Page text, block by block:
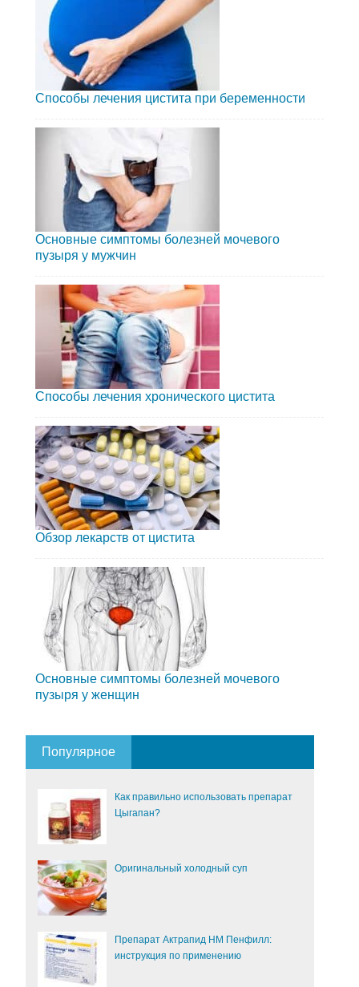
Способы лечения цистита при беременности
Основные симптомы болезней мочевого
пузыря у мужчин
Способы лечения хронического цистита
Обзор лекарств от цистита
Основные симптомы болезней мочевого
пузыря у женщин
Популярное
Как правильно использовать препарат
Цыгапан?
Оригинальный холодный суп
Препарат Актрапид НМ Пенфилл:
инструкция по применению